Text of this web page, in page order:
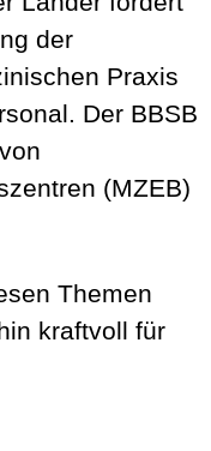
der
Praxis
Der BBSB
(MZEB)
Themen
kraftvoll für